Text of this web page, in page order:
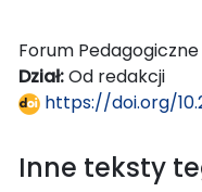
Forum Pedagogiczne
Dział:Od redakcji
https://doi.org/
Inne teksty